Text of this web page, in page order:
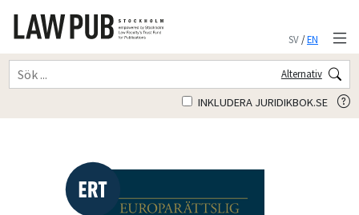
SV/EN
Alternativ
INKLUDERA JURIDIKBOK.SE